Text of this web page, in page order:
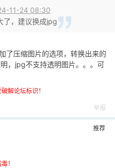
11-24 08:30
了，建议换成jpg
了压缩图片的选项，转换出来的
，jpg不支持透明图片。。。可
解论坛标识！
举报
推荐
！